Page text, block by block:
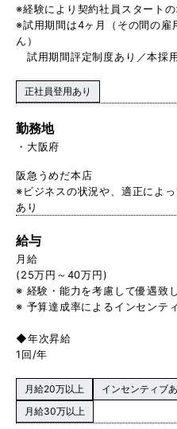
※経験により契約社員スタートの
※試用期間は4ヶ月（その間の雇
ん）
試用期間評定制度あり／本採
正社員登用あり
勤務地
大阪府
阪急うめだ本店
※ビジネスの状況や、適正によ
あり
給与
月給
(25万円～40万円)
※ 経験・能力を考慮して優遇致
※ 予算達成率によるインセンテ
◆年次昇給
1回/年
月給20万以上 インセンティブ
月給30万以上